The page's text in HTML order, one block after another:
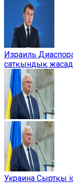
Израиль
сатқындық
Украина Сыртқы